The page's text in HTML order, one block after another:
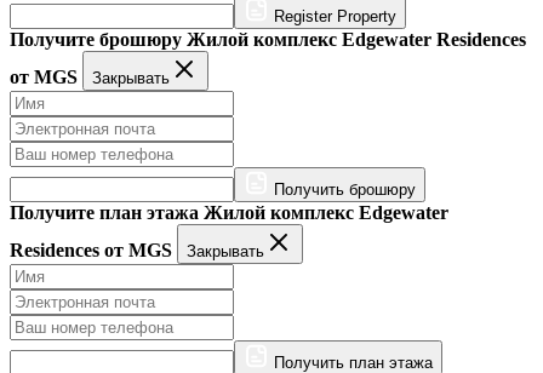
Register Property
Получите брошюру Жилой комплекс Edgewater Residences
от MGS
Закрывать
Получить брошюру
Получите план этажа Жилой комплекс Edgewater
Residences от MGS
Закрывать
Получить план этажа